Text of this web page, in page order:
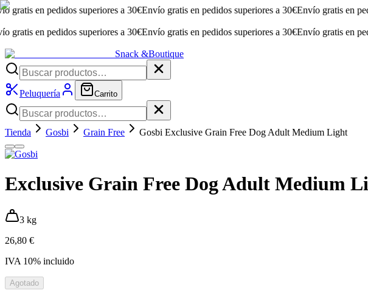
en pedidos superiores a 30€Envío gratis en pedidos superiores a 30€Envío gratis en
en pedidos superiores a 30€Envío gratis en pedidos superiores a 30€Envío gratis en
Snack &Boutique
Peluquería Carrito
Tienda Gosbi Grain Free Gosbi Exclusive Grain Free Dog Adult Medium Light
Exclusive Grain Free Dog Adult Medium
3 kg
26,80 €
IVA 10% incluido
Agotado